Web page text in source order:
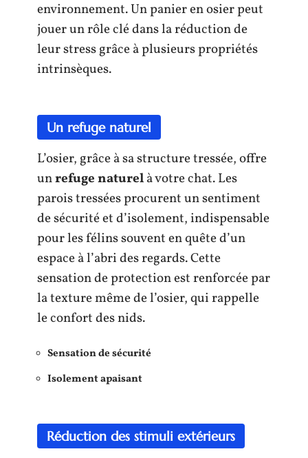
environnement. Un panier en osier peut
jouer un rôle clé dans la réduction de
leur stress grâce à plusieurs propriétés
intrinsèques.
Un refuge naturel
L’osier, grâce à sa structure tressée, offre
unrefuge naturelà votre chat. Les
parois tressées procurent un sentiment
de sécurité et d’isolement, indispensable
pour les félins souvent en quête d’un
espace à l’abri des regards. Cette
sensation de protection est renforcée par
la texture même de l’osier, qui rappelle
le confort des nids.
Sensation de sécurité
Isolement apaisant
Réduction des stimuli extérieurs